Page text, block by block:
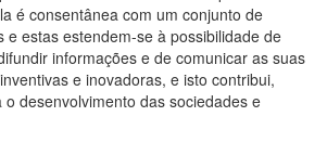
é consentânea com um conjunto de
e estas estendem-se à possibilidade de
informações e de comunicar as suas
e inovadoras, e isto contribui,
desenvolvimento das sociedades e